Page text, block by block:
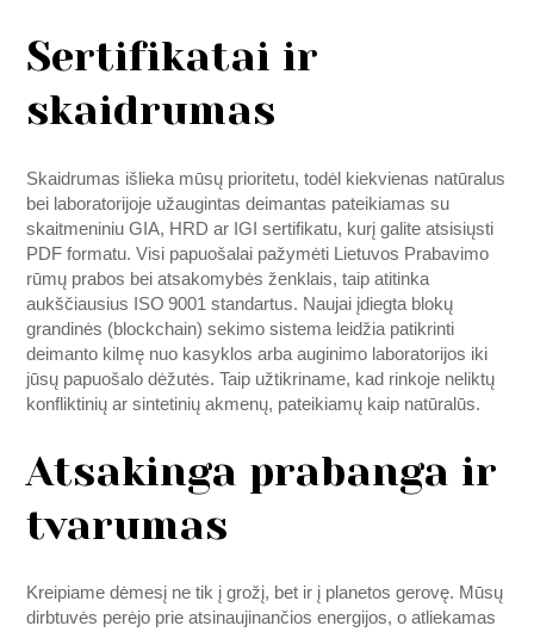
Sertifikatai ir
skaidrumas
Skaidrumas išlieka mūsų prioritetu, todėl kiekvienas natūralus
bei laboratorijoje užaugintas deimantas pateikiamas su
skaitmeniniu GIA, HRD ar IGI sertifikatu, kurį galite atsisiųsti
PDF formatu. Visi papuošalai pažymėti Lietuvos Prabavimo
rūmų prabos bei atsakomybės ženklais, taip atitinka
aukščiausius ISO 9001 standartus. Naujai įdiegta blokų
grandinės (blockchain) sekimo sistema leidžia patikrinti
deimanto kilmę nuo kasyklos arba auginimo laboratorijos iki
jūsų papuošalo dėžutės. Taip užtikriname, kad rinkoje neliktų
konfliktinių ar sintetinių akmenų, pateikiamų kaip natūralūs.
Atsakinga prabanga ir
tvarumas
Kreipiame dėmesį ne tik į grožį, bet ir į planetos gerovę. Mūsų
dirbtuvės perėjo prie atsinaujinančios energijos, o atliekamas